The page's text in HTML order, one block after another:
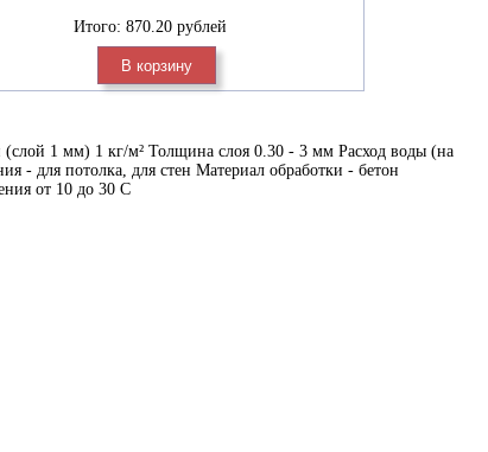
Итого: 870.20 рублей
В корзину
1 мм) 1 кг/м² Толщина слоя 0.30 - 3 мм Расход воды (на
- для потолка, для стен Материал обработки - бетон
от 10 до 30 С